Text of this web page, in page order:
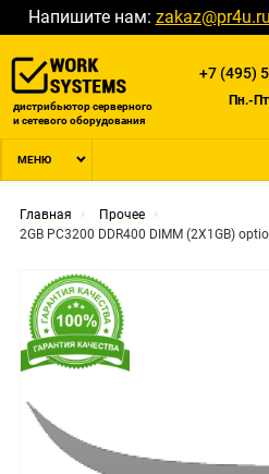
Напишите нам: zakaz@pr4u.ru
дистрибьютор серверного
и сетевого оборудования
+7 (495)
Пн.-
МЕНЮ
Главная
Прочее
2GB PC3200 DDR400 DIMM (2X1GB)